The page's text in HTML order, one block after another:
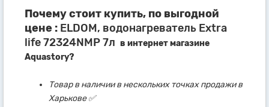
Почему стоит купить, по выгодной
цене : ELDOM, водонагреватель Extra
life 72324NMP 7л в интернет магазине
Aquastory?
Товар в наличии в нескольких точках продажи в
Харькове ✅